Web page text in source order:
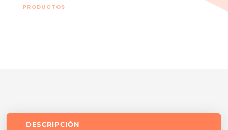
PRODUCTOS
DESCRIPCIÓN